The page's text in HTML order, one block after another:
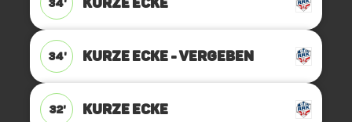
34' KURZE ECKE
34' KURZE ECKE - VERGEBEN
32' KURZE ECKE